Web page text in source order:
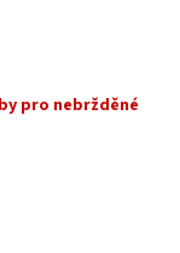
pro nebržděné